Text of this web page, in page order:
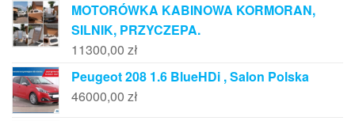
MOTORÓWKA KABINOWA KORMORAN,
SILNIK, PRZYCZEPA.
11300,00 zł
Peugeot 208 1.6 BlueHDi , Salon Polska
46000,00 zł